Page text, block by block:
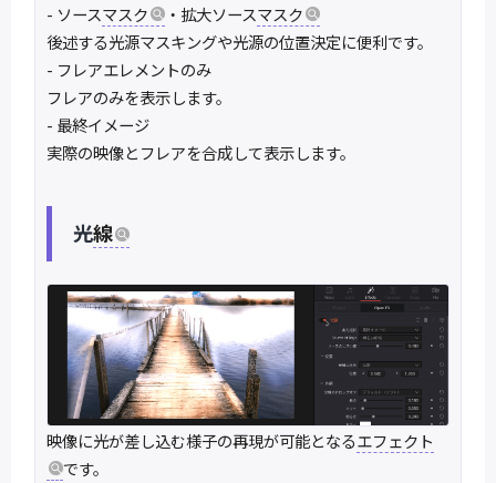
- ソースマスク ・拡大ソースマスク
後述する光源マスキングや光源の位置決定に便利です。
- フレアエレメントのみ
フレアのみを表示します。
- 最終イメージ
実際の映像とフレアを合成して表示します。
光線
映像に光が差し込む様子の再現が可能となるエフェクト
です。